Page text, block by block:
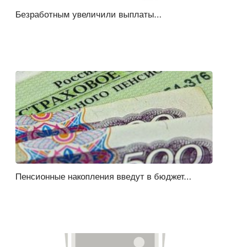
Безработным увеличили выплаты...
Пенсионные накопления введут в бюджет...